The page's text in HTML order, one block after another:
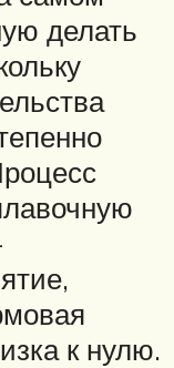
делать
к нулю.